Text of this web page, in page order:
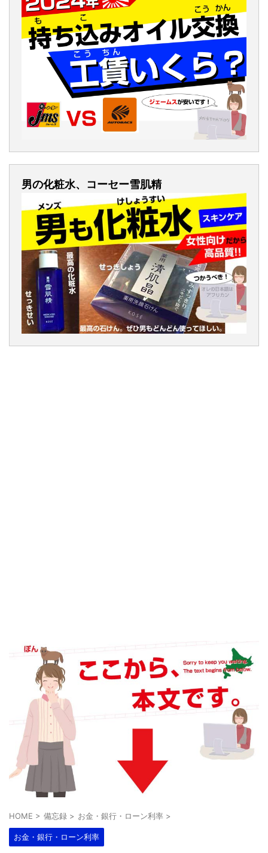
男の化粧水、コーセー雪肌精
HOME > 備忘録 > お金・銀行・ローン利率 >
お金・銀行・ローン利率